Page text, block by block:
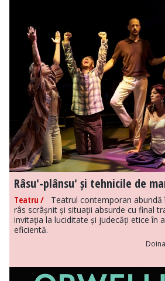
Râsu'-plânsu' și tehnicile de
Teatru / Teatrul contemporan abundă
râs scrâșnit și situații absurde cu final
invitația la luciditate și judecăți etice în
eficientă.
Doina